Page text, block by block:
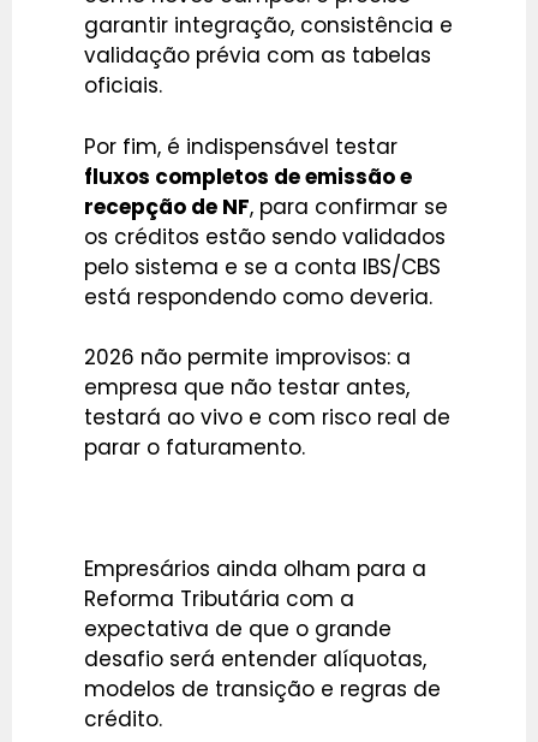
garantir integração, consistência e
validação prévia com as tabelas
oficiais.
Por fim, é indispensável testar
fluxos completos de emissão e
recepção de NF, para confirmar se
os créditos estão sendo validados
pelo sistema e se a conta IBS/CBS
está respondendo como deveria.
2026 não permite improvisos: a
empresa que não testar antes,
testará ao vivo e com risco real de
parar o faturamento.
Empresários ainda olham para a
Reforma Tributária com a
expectativa de que o grande
desafio será entender alíquotas,
modelos de transição e regras de
crédito.